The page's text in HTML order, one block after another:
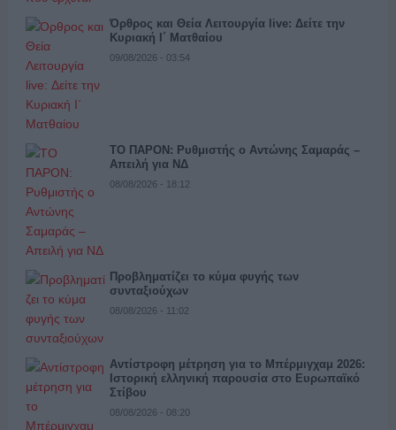
Όρθρος και Θεία Λειτουργία live: Δείτε την
Κυριακή Ι΄ Ματθαίου
09/08/2026 - 03:54
ΤΟ ΠΑΡΟΝ: Ρυθμιστής ο Αντώνης Σαμαράς –
Απειλή για ΝΔ
08/08/2026 - 18:12
Προβληματίζει το κύμα φυγής των
συνταξιούχων
08/08/2026 - 11:02
Αντίστροφη μέτρηση για το Μπέρμιγχαμ 2026:
Ιστορική ελληνική παρουσία στο Ευρωπαϊκό
Στίβου
08/08/2026 - 08:20